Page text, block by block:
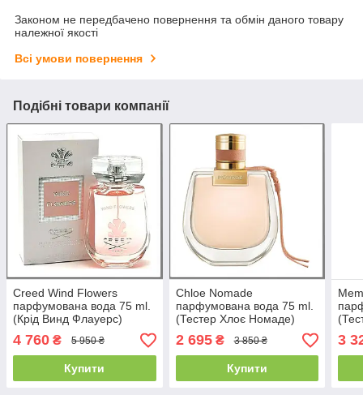
Законом не передбачено повернення та обмін даного товару
належної якості
Всі умови повернення
Подібні товари компанії
Creed Wind Flowers
парфумована вода 75 ml.
(Крід Винд Флaуерс)
4 760 ₴ 5 950 ₴
Купити
Chloe Nomade
парфумована вода 75 ml.
(Тестер Хлоє Номаде)
2 695₴ 3 850 ₴
Купити
3